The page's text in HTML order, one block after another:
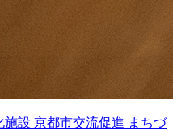
施設 京都市交流促進 まちづ